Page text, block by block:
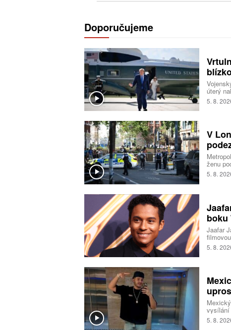
Doporučujeme
úterý
jestli
5. 8.
V
ženu
na
pacienti
5. 8.
boku
Jaafar
tají.
5. 8.
vysílání
Tres
5. 8.